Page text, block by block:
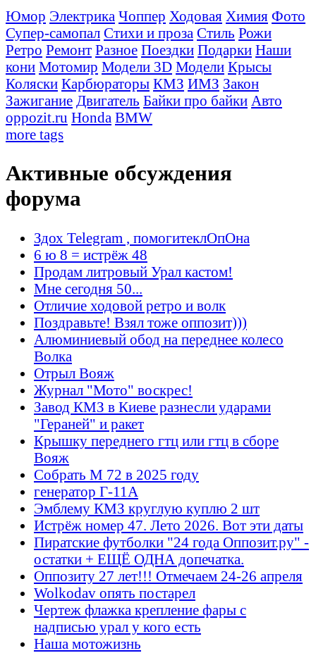
Юмор Электрика Чоппер Ходовая Химия Фото
Супер-самопал Стихи и проза Стиль Рожи
Ретро Ремонт Разное Поездки Подарки Наши
кони Мотомир Модели 3D Модели Крысы
Коляски Карбюраторы КМЗ ИМЗ Закон
Зажигание Двигатель Байки про байки Авто
oppozit.ru Honda BMW
more tags
Активные обсуждения
форума
Здох Telegram , помогитеклОпОна
6 ю 8 = истрёж 48
Продам литровый Урал кастом!
Мне сегодня 50...
Отличие ходовой ретро и волк
Поздравьте! Взял тоже оппозит)))
Алюминиевый обод на переднее колесо
Волка
Отрыл Вояж
Журнал "Мото" воскрес!
Завод КМЗ в Киеве разнесли ударами
"Гераней" и ракет
Крышку переднего гтц или гтц в сборе
Вояж
Собрать М 72 в 2025 году
генератор Г-11А
Эмблему КМЗ круглую куплю 2 шт
Истрёж номер 47. Лето 2026. Вот эти даты
Пиратские футболки "24 года Оппозит.ру" -
остатки + ЕЩЁ ОДНА допечатка.
Оппозиту 27 лет!!! Отмечаем 24-26 апреля
Wolkodav опять постарел
Чертеж флажка крепление фары с
надписью урал у кого есть
Наша мотожизнь